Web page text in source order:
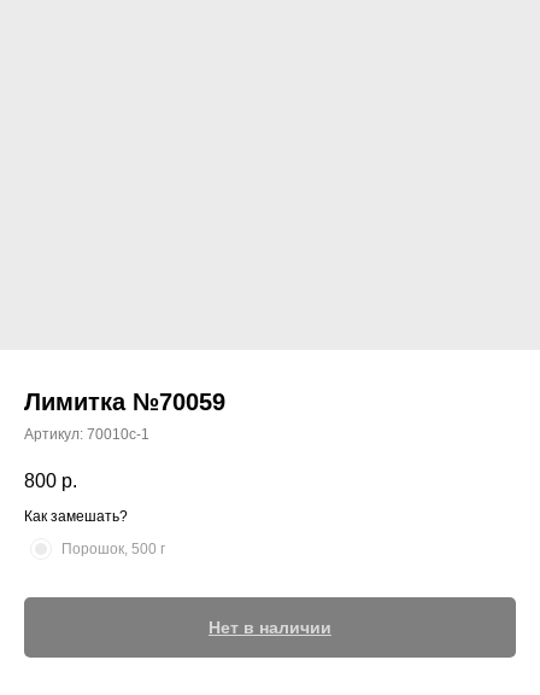
Лимитка №70059
Артикул: 70010с-1
800 р.
Как замешать?
Порошок, 500 г
Нет в наличии